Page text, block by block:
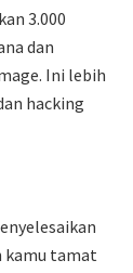
3.000
dan
Ini lebih
hacking
kamu tamat